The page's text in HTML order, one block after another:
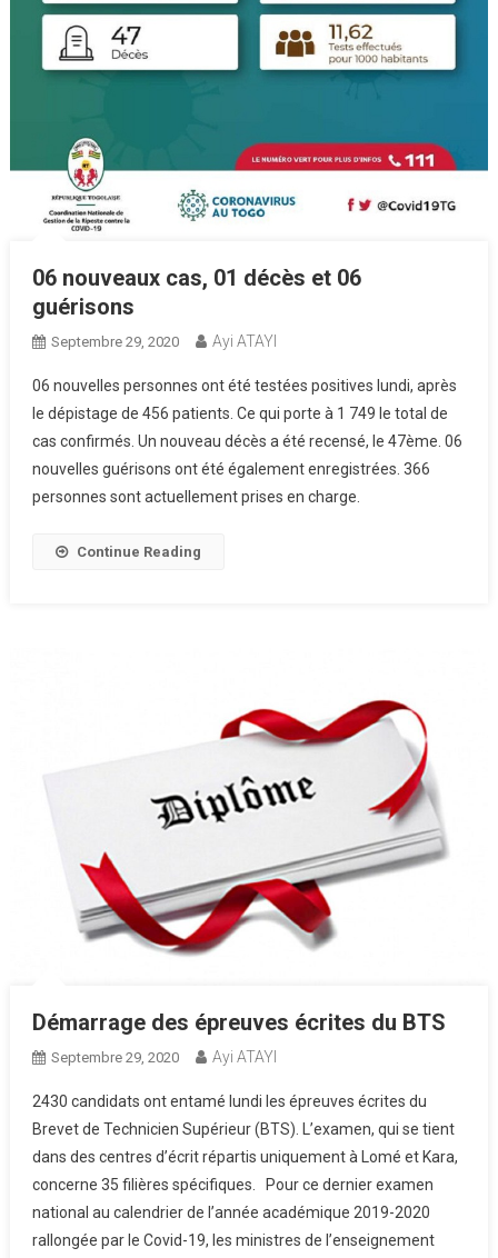
06 nouveaux cas, 01 décès et 06
guérisons
Septembre 29, 2020 Ayi ATAYI
06 nouvelles personnes ont été testées positives lundi, après
le dépistage de 456 patients. Ce qui porte à 1 749 le total de
cas confirmés. Un nouveau décès a été recensé, le 47ème. 06
nouvelles guérisons ont été également enregistrées. 366
personnes sont actuellement prises en charge.
Continue Reading
Démarrage des épreuves écrites du BTS
Septembre 29, 2020 Ayi ATAYI
2430 candidats ont entamé lundi les épreuves écrites du
Brevet de Technicien Supérieur (BTS). L’examen, qui se tient
dans des centres d’écrit répartis uniquement à Lomé et Kara,
concerne 35 filières spécifiques. Pour ce dernier examen
national au calendrier de l’année académique 2019-2020
rallongée par le Covid-19, les ministres de l’enseignement